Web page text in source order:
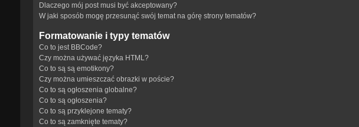
Dlaczego mój post musi być akceptowany?
W jaki sposób mogę przesunąć swój temat na górę strony tematów?
Formatowanie i typy tematów
Co to jest BBCode?
Czy można używać języka HTML?
Co to są są emotikony?
Czy można umieszczać obrazki w poście?
Co to są ogłoszenia globalne?
Co to są ogłoszenia?
Co to są przyklejone tematy?
Co to są zamknięte tematy?